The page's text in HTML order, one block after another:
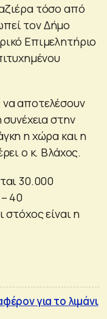
τόσο από
τον Δήμο
Επιμελητήριο
αποτελέσουν
συνέχεια στην
η χώρα και η
ο κ. Βλάχος.
30.000
40
στόχος είναι η
για το λιμάνι